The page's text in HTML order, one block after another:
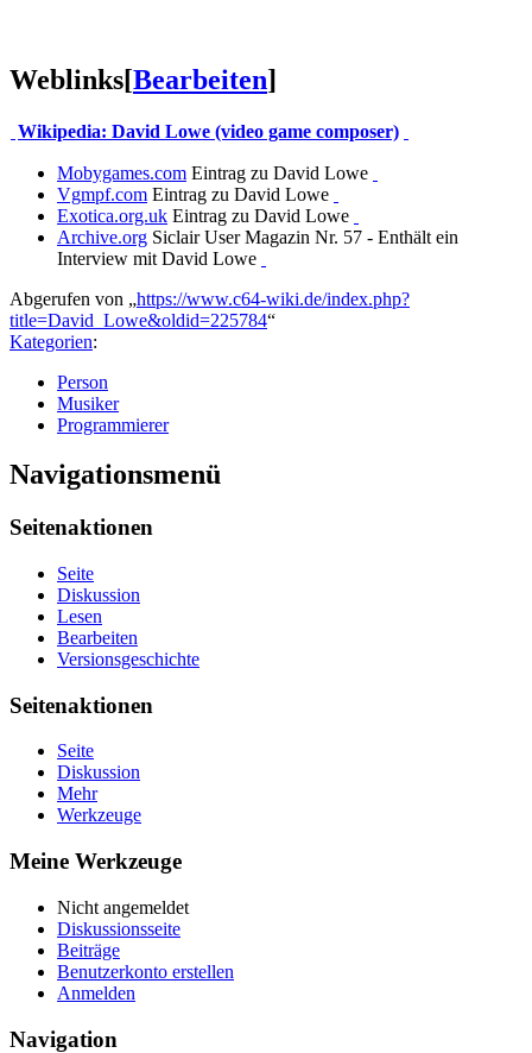
Weblinks[Bearbeiten]
Wikipedia: David Lowe (video game composer)
Mobygames.com Eintrag zu David Lowe
Vgmpf.com Eintrag zu David Lowe
Exotica.org.uk Eintrag zu David Lowe
Archive.org Siclair User Magazin Nr. 57 - Enthält ein
Interview mit David Lowe
Abgerufen von „https://www.c64-wiki.de/index.php?
title=David_Lowe&oldid=225784“
Kategorien:
Person
Musiker
Programmierer
Navigationsmenü
Seitenaktionen
Seite
Diskussion
Lesen
Bearbeiten
Versionsgeschichte
Seitenaktionen
Seite
Diskussion
Mehr
Werkzeuge
Meine Werkzeuge
Nicht angemeldet
Diskussionsseite
Beiträge
Benutzerkonto erstellen
Anmelden
Navigation